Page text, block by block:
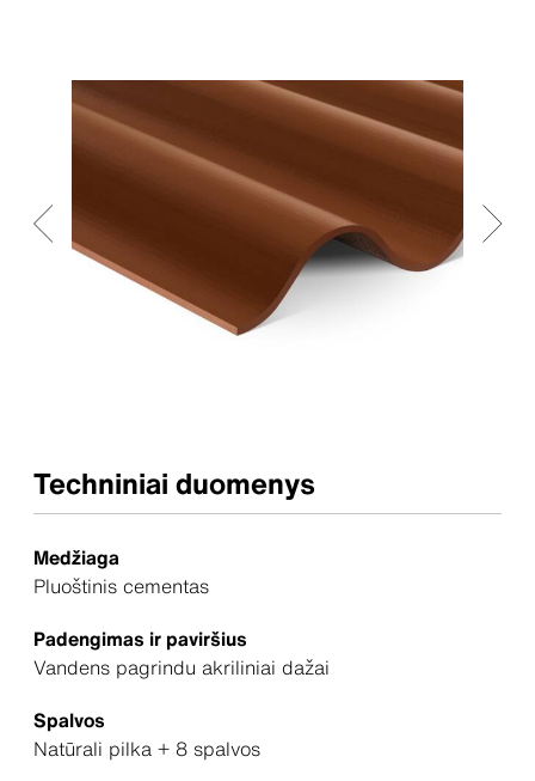
Techniniai duomenys
Medžiaga
Pluoštinis cementas
Padengimas ir paviršius
Vandens pagrindu akriliniai dažai
Spalvos
Natūrali pilka + 8 spalvos